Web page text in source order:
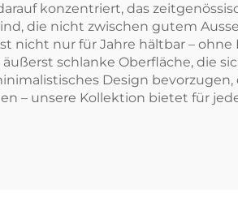
konzentriert, das
die nicht zwischen gutem
nicht nur für Jahre hältbar – ohne
schlanke Oberfläche, die
Design
– unsere Kollektion bietet für